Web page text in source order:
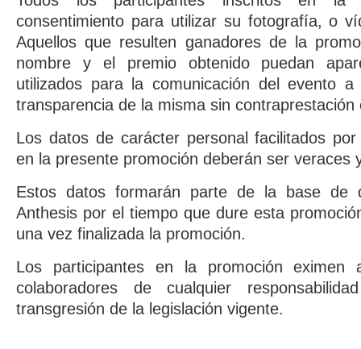
consentimiento para utilizar su fotografía, o
Aquellos que resulten ganadores de la
nombre y el premio obtenido puedan
utilizados para la comunicación del evento
transparencia de la misma sin contraprestación
Los datos de carácter personal facilitados
en la presente promoción deberán ser veraces
Estos datos formarán parte de la base de
Anthesis por el tiempo que dure esta
una vez finalizada la promoción.
Los participantes en la promoción
colaboradores de cualquier
transgresión de la legislación vigente.